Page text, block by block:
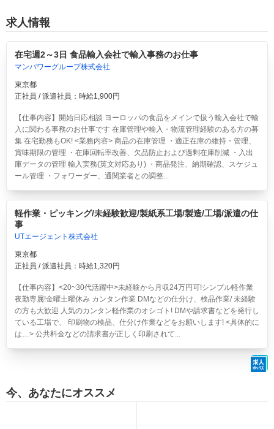
求人情報
在宅週2～3日 食品輸入会社で輸入事務のお仕事
マンパワーグループ株式会社
東京都
正社員 / 派遣社員：時給1,900円
【仕事内容】開始日応相談 ヨーロッパの食品をメインで扱う輸入会社で輸
入に関わる事務のお仕事です 在庫管理や輸入・物流管理経験のある方の募
集 在宅勤務もOK! <業務内容> 商品の在庫管理 ・適正在庫の維持・管理、
賞味期限の管理 ・在庫回転率改善、欠品防止および過剰在庫削減 ・入出
庫データの管理 輸入実務(英文対応あり) ・商品発注、納期確認、スケジュ
ール管理 ・フォワーダー、通関業者との調整...
軽作業・ピッキング/未経験歓迎/製紙系工場/製造/工場/派遣の仕
事
UTエージェント株式会社
東京都
正社員 / 派遣社員：時給1,320円
【仕事内容】<20~30代活躍中>未経験から月収24万円可!シンプル軽作業
夜勤専属!金曜土曜休みカンタン作業 DMなどの仕分け、検品作業/ 未経験
の方も大歓迎 人気のカンタン軽作業のオシゴト! DMや請求書などを発行し
ている工場で、 印刷物の検品、仕分け作業などをお願いします! <具体的に
は…> 公共料金などの請求書が正しく印刷されて...
今、あなたにオススメ